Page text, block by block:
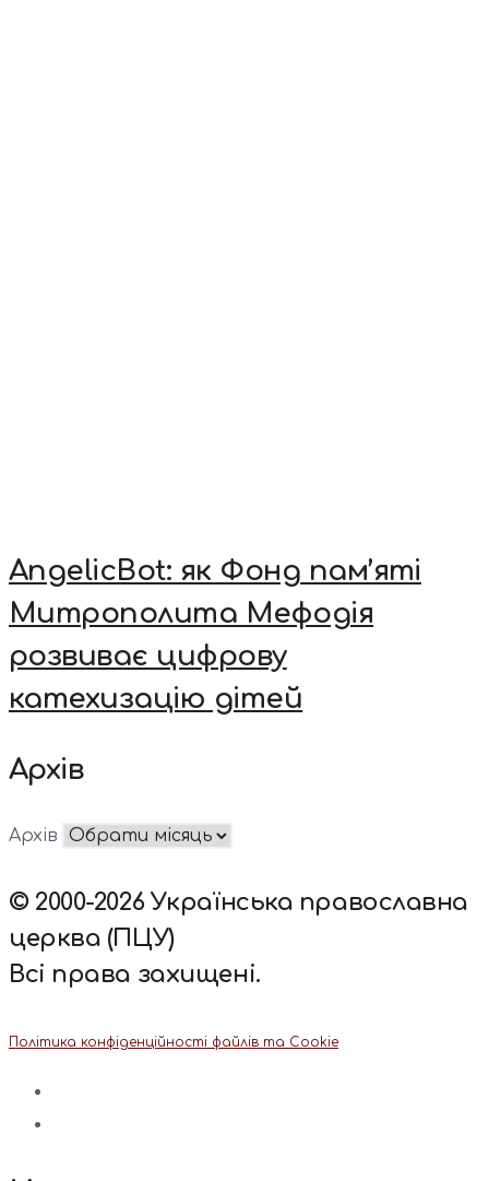
AngelicBot: як Фонд пам’яті
Митрополита Мефодія
розвиває цифрову
катехизацію дітей
Архів
Архів
© 2000-2026 Українська православна
церква (ПЦУ)
Всі права захищені.
Політика конфіденційності файлів та Cookie